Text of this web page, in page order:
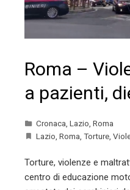
Roma –
a pazienti,
Cronaca, Lazio, Roma
Lazio, Roma, Torture,
Torture, violenze e
centro di educazione